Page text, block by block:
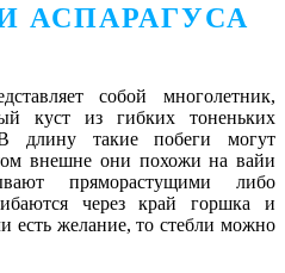
АСПАРАГУСА
собой многолетник,
куст из гибких тоненьких
длину такие побеги могут
внешне они похожи на вайи
пряморастущими либо
через край горшка и
есть желание, то стебли можно